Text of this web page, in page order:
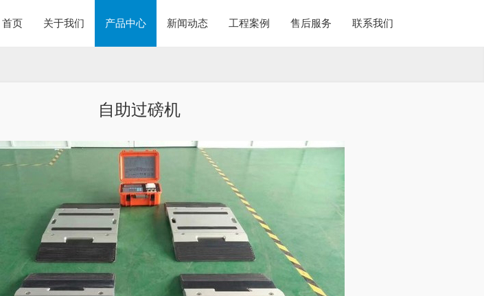
首页 关于我们 产品中心 新闻动态 工程案例 售后服务 联系我们
自助过磅机